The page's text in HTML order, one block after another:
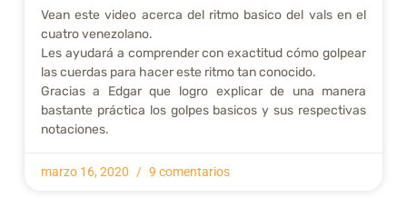
Vean este video acerca del ritmo basico del vals en el
cuatro venezolano.
Les ayudará a comprender con exactitud cómo golpear
las cuerdas para hacer este ritmo tan conocido.
Gracias a Edgar que logro explicar de una manera
bastante práctica los golpes basicos y sus respectivas
notaciones.
marzo 16, 2020 9 comentarios